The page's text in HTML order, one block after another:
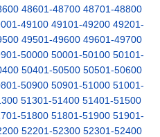
48601-48700 48701-48800
49100 49101-49200 49201-
49501-49600 49601-49700
50000 50001-50100 50101-
50401-50500 50501-50600
50900 50901-51000 51001-
51301-51400 51401-51500
51800 51801-51900 51901-
52201-52300 52301-52400